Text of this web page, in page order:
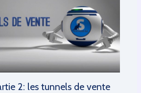
2: les tunnels de vente